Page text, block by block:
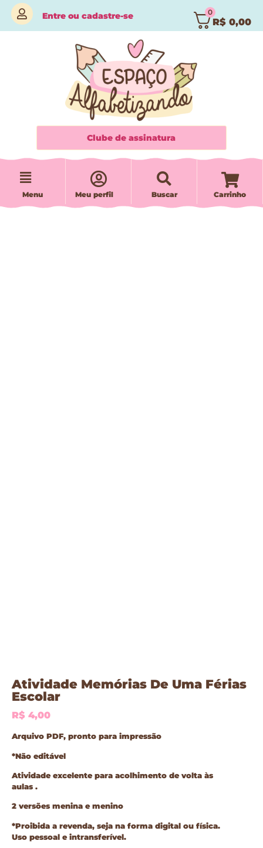
Entre oucadastre-se 0
R$0,00
Clube de assinatura
Menu Meu perfil Buscar Carrinho
Atividade Memórias De Uma Férias
Escolar
R$ 4,00
Arquivo PDF, pronto para impressão
*Não editável
Atividade excelente para acolhimento de volta às
aulas .
2 versões menina e menino
*Proibida a revenda, seja na forma digital ou física.
Uso pessoal e intransferível.